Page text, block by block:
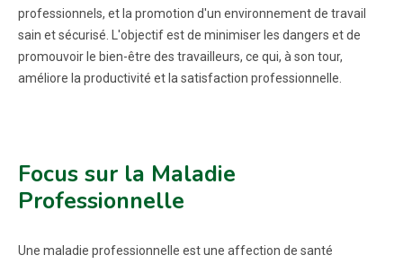
professionnels, et la promotion d'un environnement de travail
sain et sécurisé. L'objectif est de minimiser les dangers et de
promouvoir le bien-être des travailleurs, ce qui, à son tour,
améliore la productivité et la satisfaction professionnelle.
Focus sur la Maladie
Professionnelle
Une maladie professionnelle est une affection de santé